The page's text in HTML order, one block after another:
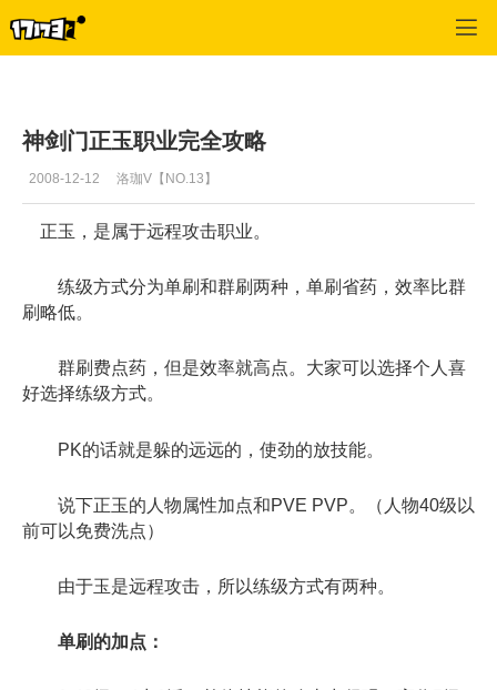
神剑门正玉职业完全攻略
2008-12-12 洛珈V【NO.13】
正玉，是属于远程攻击职业。
练级方式分为单刷和群刷两种，单刷省药，效率比群
刷略低。
群刷费点药，但是效率就高点。大家可以选择个人喜
好选择练级方式。
PK的话就是躲的远远的，使劲的放技能。
说下正玉的人物属性加点和PVE PVP。（人物40级以
前可以免费洗点）
由于玉是远程攻击，所以练级方式有两种。
单刷的加点：